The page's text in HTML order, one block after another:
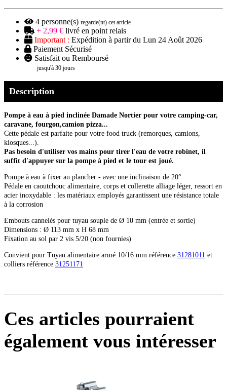
4 personne(s) regarde(nt) cet article
+ 2,99 € livré en point relais
Important : Expédition à partir du Lun 24 Août 2026
Paiement Sécurisé
Satisfait ou Remboursé
jusqu'à 30 jours
Description
Pompe à eau à pied inclinée Damade Nortier pour votre camping-car,
caravane, fourgon,camion pizza...
Cette pédale est parfaite pour votre food truck (remorques, camions,
kiosques...).
Pas besoin d'utiliser vos mains pour tirer l'eau de votre robinet, il
suffit d'appuyer sur la pompe à pied et le tour est joué.
Pompe à eau à fixer au plancher - avec une inclinaison de 20°
Pédale en caoutchouc alimentaire, corps et collerette alliage léger, ressort en
acier inoxydable : les matériaux employés garantissent une résistance totale
à la corrosion
Embouts cannelés pour tuyau souple de Ø 10 mm (entrée et sortie)
Dimensions : Ø 113 mm x H 68 mm
Fixation au sol par 2 vis 5/20 (non fournies)
Convient pour Tuyau alimentaire armé 10/16 mm référence 31281011 et
colliers référence 31251171
Ces articles pourraient
également vous intéresser